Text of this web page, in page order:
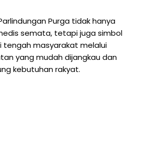
Purga tidak hanya
semata, tetapi juga simbol
tengah masyarakat melalui
yang mudah dijangkau dan
kebutuhan rakyat.